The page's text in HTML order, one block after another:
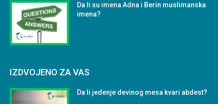
Da li su imena Adna i Berin muslimanska
imena?
IZDVOJENO ZA VAS
Da li jedenje devinog mesa kvari abdest?